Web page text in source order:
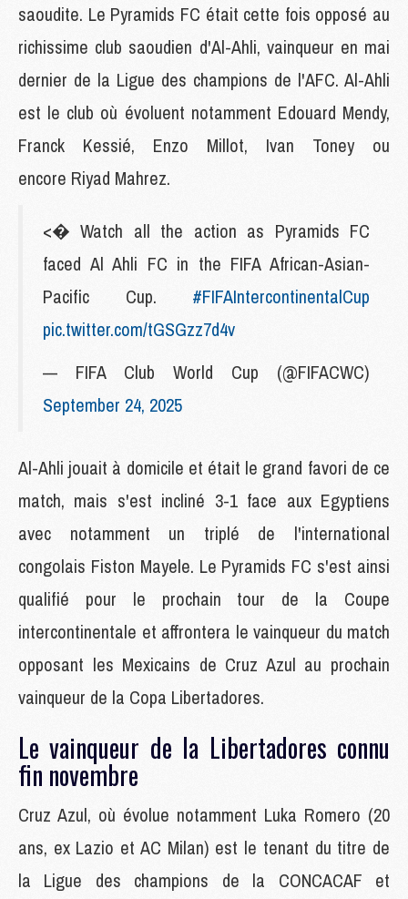
saoudite. Le Pyramids FC était cette fois opposé au
richissime club saoudien d'Al-Ahli, vainqueur en mai
dernier de la Ligue des champions de l'AFC. Al-Ahli
est le club où évoluent notamment Edouard Mendy,
Franck Kessié, Enzo Millot, Ivan Toney ou
encore Riyad Mahrez.
<� Watch all the action as Pyramids FC
faced Al Ahli FC in the FIFA African-Asian-
Pacific Cup. #FIFAIntercontinentalCup
pic.twitter.com/tGSGzz7d4v
— FIFA Club World Cup (@FIFACWC)
September 24, 2025
Al-Ahli jouait à domicile et était le grand favori de ce
match, mais s'est incliné 3-1 face aux Egyptiens
avec notamment un triplé de l'international
congolais Fiston Mayele. Le Pyramids FC s'est ainsi
qualifié pour le prochain tour de la Coupe
intercontinentale et affrontera le vainqueur du match
opposant les Mexicains de Cruz Azul au prochain
vainqueur de la Copa Libertadores.
Le vainqueur de la Libertadores connu
fin novembre
Cruz Azul, où évolue notamment Luka Romero (20
ans, ex Lazio et AC Milan) est le tenant du titre de
la Ligue des champions de la CONCACAF et